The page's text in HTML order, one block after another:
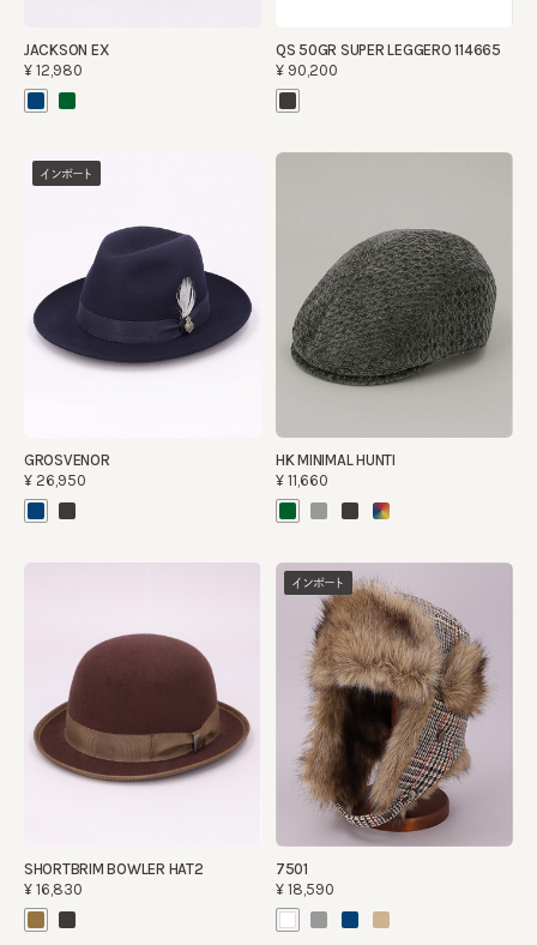
JACKSON EX
¥12,980
QS 50GR SUPER LEGGERO 114665
¥90,200
インポート
GROSVENOR
¥26,950
HK MINIMAL HUNTI
¥11,660
SHORTBRIM BOWLER HAT2
¥16,830
インポート
7501
¥18,590